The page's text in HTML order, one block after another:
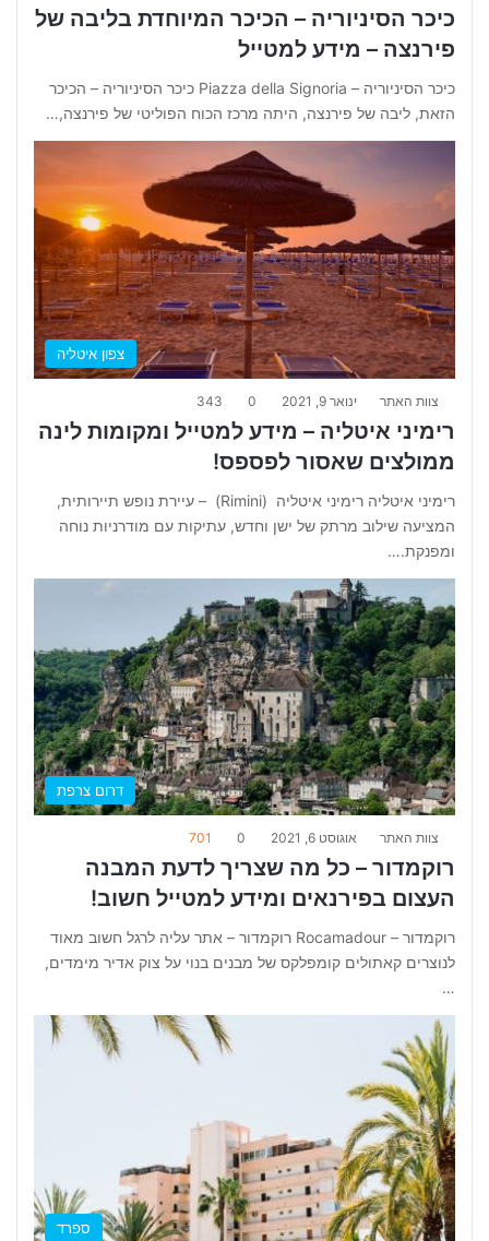
כיכר הסיניוריה – הכיכר המיוחדת בליבה של
פירנצה – מידע למטייל
כיכר הסיניוריה – Piazza della Signoria כיכר הסיניוריה – הכיכר
הזאת, ליבה של פירנצה, היתה מרכז הכוח הפוליטי של פירנצה,…
צפון איטליה
צוות האתר ינואר 9, 2021 0
343
רימיני איטליה – מידע למטייל ומקומות לינה
ממולצים שאסור לפספס!
רימיני איטליה רימיני איטליה (Rimini) – עיירת נופש תיירותית,
המציעה שילוב מרתק של ישן וחדש, עתיקות עם מודרניות נוחה
ומפנקת.…
דרום צרפת
צוות האתר אוגוסט 6, 2021 0
701
רוקמדור – כל מה שצריך לדעת המבנה
העצום בפירנאים ומידע למטייל חשוב!
רוקמדור – Rocamadour רוקמדור – אתר עליה לרגל חשוב מאוד
לנוצרים קאתולים קומפלקס של מבנים בנוי על צוק אדיר מימדים,
…
ספרד